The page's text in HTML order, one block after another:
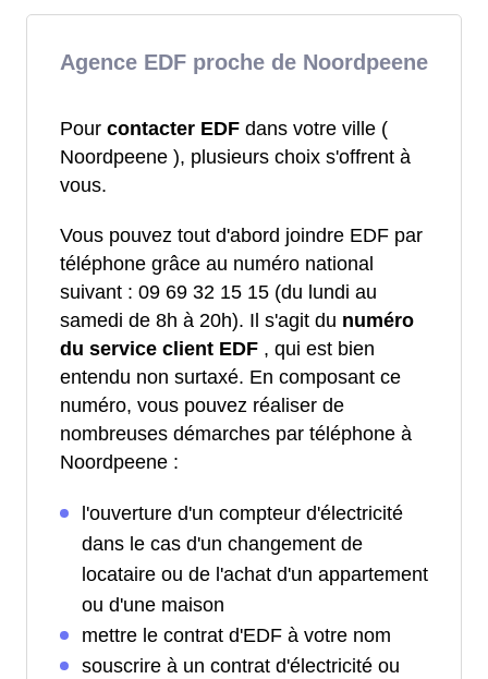
Agence EDF proche de Noordpeene
Pour contacter EDF dans votre ville (
Noordpeene ), plusieurs choix s'offrent à
vous.
Vous pouvez tout d'abord joindre EDF par
téléphone grâce au numéro national
suivant : 09 69 32 15 15 (du lundi au
samedi de 8h à 20h). Il s'agit du numéro
du service client EDF , qui est bien
entendu non surtaxé. En composant ce
numéro, vous pouvez réaliser de
nombreuses démarches par téléphone à
Noordpeene :
l'ouverture d'un compteur d'électricité
dans le cas d'un changement de
locataire ou de l'achat d'un appartement
ou d'une maison
mettre le contrat d'EDF à votre nom
souscrire à un contrat d'électricité ou